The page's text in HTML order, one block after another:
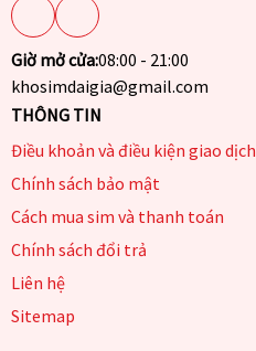
Giờ mở cửa:08:00 - 21:00
khosimdaigia@gmail.com
THÔNG TIN
Điều khoản và điều kiện giao dịch
Chính sách bảo mật
Cách mua sim và thanh toán
Chính sách đổi trả
Liên hệ
Sitemap